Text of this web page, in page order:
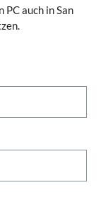
auch in San